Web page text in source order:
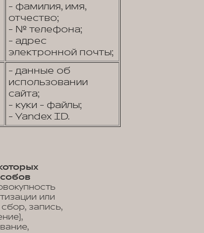
- фамилия, имя,
отчество;
- № телефона;
- адрес
электронной почты;
- данные об
использовании
сайта;
- куки - файлы;
- Yandex ID.
или
запись,